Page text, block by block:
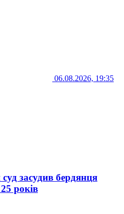
06.08.2026, 19:35
засудив бердянця
років